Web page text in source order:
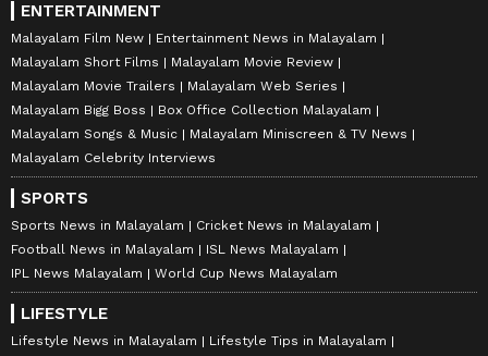
ENTERTAINMENT
Malayalam Film New
Entertainment News in Malayalam
Malayalam Short Films
Malayalam Movie Review
Malayalam Movie Trailers
Malayalam Web Series
Malayalam Bigg Boss
Box Office Collection Malayalam
Malayalam Songs & Music
Malayalam Miniscreen & TV News
Malayalam Celebrity Interviews
SPORTS
Sports News in Malayalam
Cricket News in Malayalam
Football News in Malayalam
ISL News Malayalam
IPL News Malayalam
World Cup News Malayalam
LIFESTYLE
Lifestyle News in Malayalam
Lifestyle Tips in Malayalam